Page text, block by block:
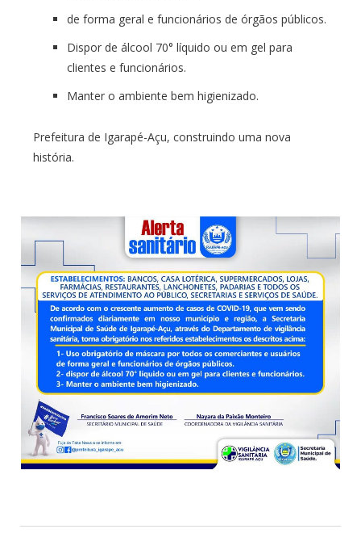
de forma geral e funcionários de órgãos públicos.
Dispor de álcool 70° líquido ou em gel para
clientes e funcionários.
Manter o ambiente bem higienizado.
Prefeitura de Igarapé-Açu, construindo uma nova
história.